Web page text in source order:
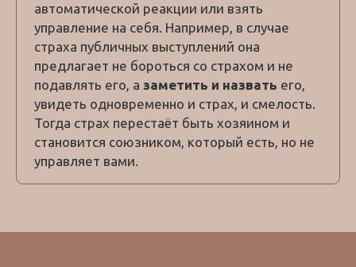
автоматической реакции или взять
управление на себя. Например, в случае
страха публичных выступлений она
предлагает не бороться со страхом и не
подавлять его, а заметить и назвать его,
увидеть одновременно и страх, и смелость.
Тогда страх перестаёт быть хозяином и
становится союзником, который есть, но не
управляет вами.